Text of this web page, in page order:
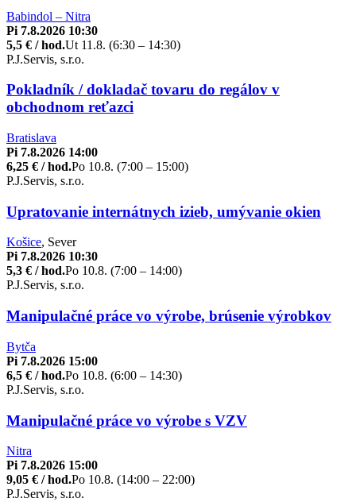
Babindol – Nitra
Pi 7.8.2026 10:30
5,5 € / hod.Ut 11.8. (6:30 – 14:30)
P.J.Servis, s.r.o.
Pokladník / dokladač tovaru do regálov v
obchodnom reťazci
Bratislava
Pi 7.8.2026 14:00
6,25 € / hod.Po 10.8. (7:00 – 15:00)
P.J.Servis, s.r.o.
Upratovanie internátnych izieb, umývanie okien
Košice, Sever
Pi 7.8.2026 10:30
5,3 € / hod.Po 10.8. (7:00 – 14:00)
P.J.Servis, s.r.o.
Manipulačné práce vo výrobe, brúsenie výrobkov
Bytča
Pi 7.8.2026 15:00
6,5 € / hod.Po 10.8. (6:00 – 14:30)
P.J.Servis, s.r.o.
Manipulačné práce vo výrobe s VZV
Nitra
Pi 7.8.2026 15:00
9,05 € / hod.Po 10.8. (14:00 – 22:00)
P.J.Servis, s.r.o.